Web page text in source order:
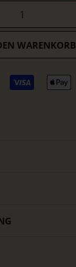
WARENKORB